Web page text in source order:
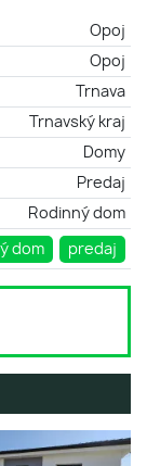
Opoj
Opoj
Trnava
Trnavský kraj
Domy
Predaj
Rodinný dom
dom predaj